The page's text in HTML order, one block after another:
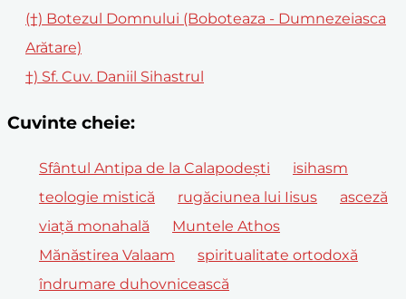
(†) Botezul Domnului (Boboteaza - Dumnezeiasca
Arătare)
†) Sf. Cuv. Daniil Sihastrul
Cuvinte cheie:
Sfântul Antipa de la Calapodești
isihasm
teologie mistică
rugăciunea lui Iisus
asceză
viață monahală
Muntele Athos
Mănăstirea Valaam
spiritualitate ortodoxă
îndrumare duhovnicească